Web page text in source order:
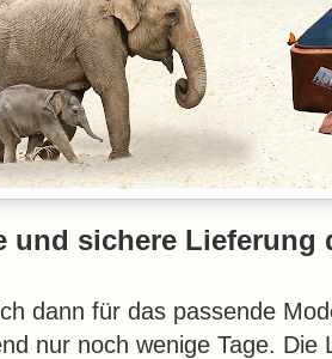
und sichere Lieferung
dann für das passende
nur noch wenige Tage.